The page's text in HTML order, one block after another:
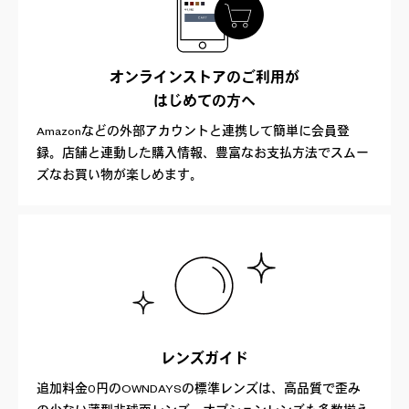
オンラインストアのご利用が
はじめての方へ
Amazonなどの外部アカウントと連携して簡単に会員登
録。店舗と連動した購入情報、豊富なお支払方法でスムー
ズなお買い物が楽しめます。
レンズガイド
追加料金0円のOWNDAYSの標準レンズは、高品質で歪み